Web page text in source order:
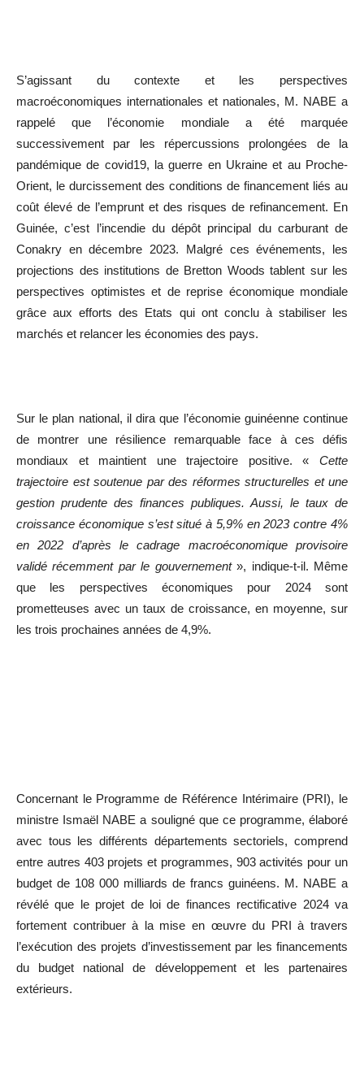
S’agissant du contexte et les perspectives
macroéconomiques internationales et nationales, M. NABE a
rappelé que l’économie mondiale a été marquée
successivement par les répercussions prolongées de la
pandémique de covid19, la guerre en Ukraine et au Proche-
Orient, le durcissement des conditions de financement liés au
coût élevé de l’emprunt et des risques de refinancement. En
Guinée, c’est l’incendie du dépôt principal du carburant de
Conakry en décembre 2023. Malgré ces événements, les
projections des institutions de Bretton Woods tablent sur les
perspectives optimistes et de reprise économique mondiale
grâce aux efforts des Etats qui ont conclu à stabiliser les
marchés et relancer les économies des pays.
Sur le plan national, il dira que l’économie guinéenne continue
de montrer une résilience remarquable face à ces défis
mondiaux et maintient une trajectoire positive. « Cette
trajectoire est soutenue par des réformes structurelles et une
gestion prudente des finances publiques. Aussi, le taux de
croissance économique s’est situé à 5,9% en 2023 contre 4%
en 2022 d’après le cadrage macroéconomique provisoire
validé récemment par le gouvernement», indique-t-il. Même
que les perspectives économiques pour 2024 sont
prometteuses avec un taux de croissance, en moyenne, sur
les trois prochaines années de 4,9%.
Concernant le Programme de Référence Intérimaire (PRI), le
ministre Ismaël NABE a souligné que ce programme, élaboré
avec tous les différents départements sectoriels, comprend
entre autres 403 projets et programmes, 903 activités pour un
budget de 108 000 milliards de francs guinéens. M. NABE a
révélé que le projet de loi de finances rectificative 2024 va
fortement contribuer à la mise en œuvre du PRI à travers
l’exécution des projets d’investissement par les financements
du budget national de développement et les partenaires
extérieurs.